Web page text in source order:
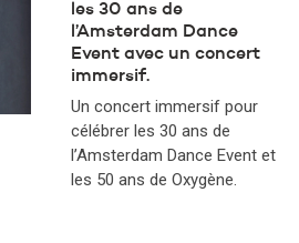
les 30 ans de
l’Amsterdam Dance
Event avec un concert
immersif.
Un concert immersif pour
célébrer les 30 ans de
l’Amsterdam Dance Event et
les 50 ans de Oxygène.